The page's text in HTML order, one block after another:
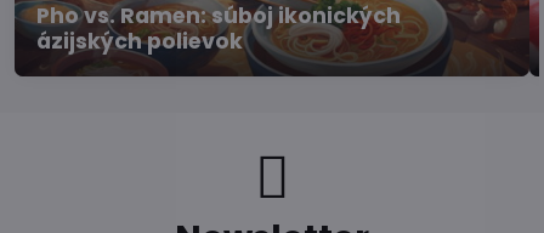
Pho vs. Ramen: súboj ikonických
ázijských polievok